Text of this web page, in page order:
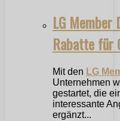
LG Member
Rabatte für
Mit den LG
Unternehmen
gestartet, die
interessante
ergänzt...